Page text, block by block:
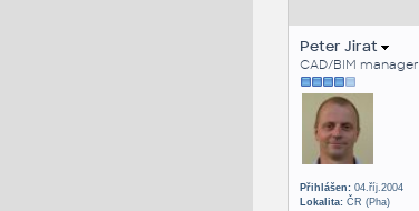
Peter Jirat
CAD/BIM manager
Přihlášen:04.říj.2004
Lokalita:ČR (Pha)